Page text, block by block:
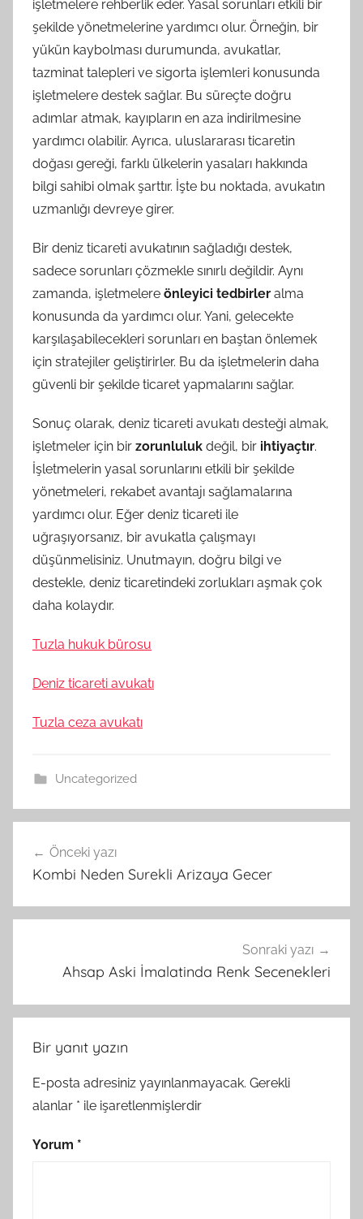
işletmelere rehberlik eder. Yasal sorunları etkili bir
şekilde yönetmelerine yardımcı olur. Örneğin, bir
yükün kaybolması durumunda, avukatlar,
tazminat talepleri ve sigorta işlemleri konusunda
işletmelere destek sağlar. Bu süreçte doğru
adımlar atmak, kayıpların en aza indirilmesine
yardımcı olabilir. Ayrıca, uluslararası ticaretin
doğası gereği, farklı ülkelerin yasaları hakkında
bilgi sahibi olmak şarttır. İşte bu noktada, avukatın
uzmanlığı devreye girer.
Bir deniz ticareti avukatının sağladığı destek,
sadece sorunları çözmekle sınırlı değildir. Aynı
zamanda, işletmelere önleyici tedbirler alma
konusunda da yardımcı olur. Yani, gelecekte
karşılaşabilecekleri sorunları en baştan önlemek
için stratejiler geliştirirler. Bu da işletmelerin daha
güvenli bir şekilde ticaret yapmalarını sağlar.
Sonuç olarak, deniz ticareti avukatı desteği almak,
işletmeler için bir zorunluluk değil, bir ihtiyaçtır.
İşletmelerin yasal sorunlarını etkili bir şekilde
yönetmeleri, rekabet avantajı sağlamalarına
yardımcı olur. Eğer deniz ticareti ile
uğraşıyorsanız, bir avukatla çalışmayı
düşünmelisiniz. Unutmayın, doğru bilgi ve
destekle, deniz ticaretindeki zorlukları aşmak çok
daha kolaydır.
Tuzla hukuk bürosu
Deniz ticareti avukatı
Tuzla ceza avukatı
Uncategorized
gezinmesi
Önceki yazı
Kombi Neden Surekli Arizaya Gecer
Sonraki yazı
Ahsap Aski İmalatinda Renk Secenekleri
Bir yanıt yazın
E-posta adresiniz yayınlanmayacak. Gerekli
alanlar * ile işaretlenmişlerdir
Yorum *